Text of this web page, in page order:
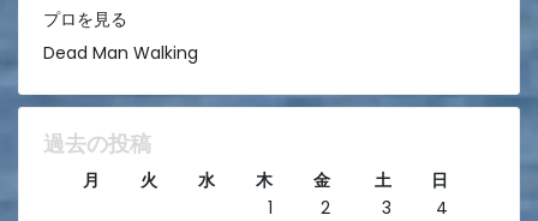
プロを見る
Dead Man Walking
過去の投稿
月 火 水 木 金 土
日
1
2 3
4